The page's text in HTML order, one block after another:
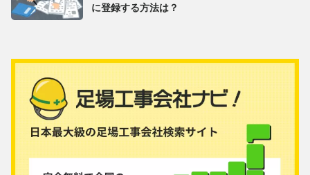
に登録する方法は？